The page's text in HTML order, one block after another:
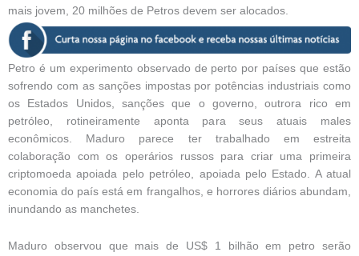
mais jovem, 20 milhões de Petros devem ser alocados.
Petro é um experimento observado de perto por países que estão
sofrendo com as sanções impostas por potências industriais como
os Estados Unidos, sanções que o governo, outrora rico em
petróleo, rotineiramente aponta para seus atuais males
econômicos. Maduro parece ter trabalhado em estreita
colaboração com os operários russos para criar uma primeira
criptomoeda apoiada pelo petróleo, apoiada pelo Estado. A atual
economia do país está em frangalhos, e horrores diários abundam,
inundando as manchetes.
Maduro observou que mais de US$ 1 bilhão em petro serão